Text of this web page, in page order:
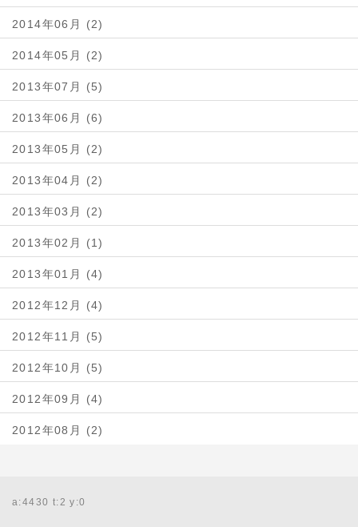
2014年06月 (2)
2014年05月 (2)
2013年07月 (5)
2013年06月 (6)
2013年05月 (2)
2013年04月 (2)
2013年03月 (2)
2013年02月 (1)
2013年01月 (4)
2012年12月 (4)
2012年11月 (5)
2012年10月 (5)
2012年09月 (4)
2012年08月 (2)
a:4430 t:2 y:0